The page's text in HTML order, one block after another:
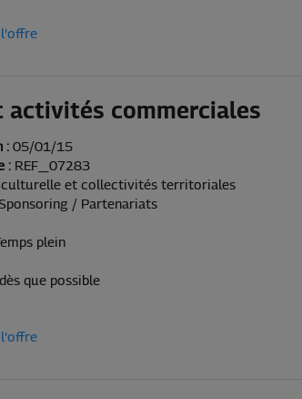
l'offre
activités commerciales
: 05/01/15
: REF_07283
culturelle et collectivités territoriales
/ Partenariats
plein
dès que possible
l'offre